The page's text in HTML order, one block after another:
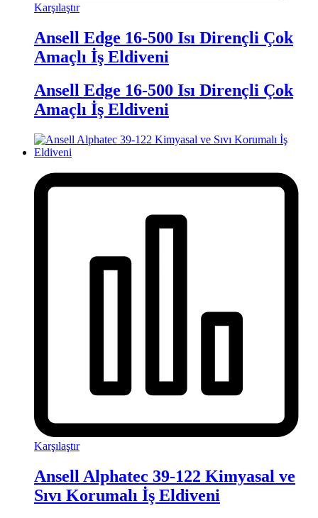
Karşılaştır
Ansell Edge 16-500 Isı Dirençli Çok
Amaçlı İş Eldiveni
Ansell Edge 16-500 Isı Dirençli Çok
Amaçlı İş Eldiveni
Karşılaştır
Ansell Alphatec 39-122 Kimyasal ve
Sıvı Korumalı İş Eldiveni